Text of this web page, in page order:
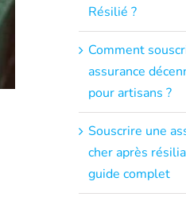
Résilié ?
Comment
assurance
pour artisans ?
Souscrire une
cher après
guide complet